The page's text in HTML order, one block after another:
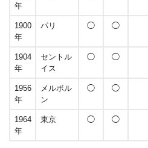
年
1900
年
パリ ◯ ◯
1904
年
セントル
イス
◯ ◯
1956
年
メルボル
ン
◯ ◯
1964
年
東京 ◯ ◯